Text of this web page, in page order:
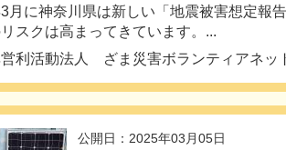
に神奈川県は新しい「地震被害想定報告
スクは高まってきています。...
利活動法人 ざま災害ボランティアネッ
公開日：2025年03月05日